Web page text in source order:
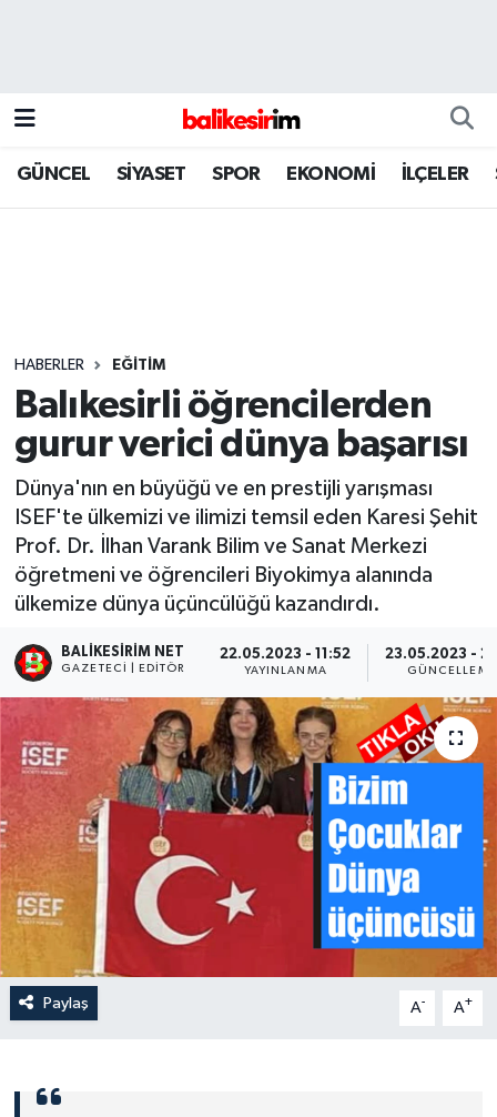
GÜNCEL SİYASET SPOR EKONOMİ İLÇELER
HABERLER EĞİTİM
Balıkesirli öğrencilerden
gurur verici dünya başarısı
Dünya'nın en büyüğü ve en prestijli yarışması
ISEF'te ülkemizi ve ilimizi temsil eden Karesi Şehit
Prof. Dr. İlhan Varank Bilim ve Sanat Merkezi
öğretmeni ve öğrencileri Biyokimya alanında
ülkemize dünya üçüncülüğü kazandırdı.
BALIKESIRIM NET
GAZETECI | EDITÖR
22.05.2023 - 11:52
YAYINLANMA
23.05.2023 -
GÜNCELLEME
Paylaş A- A+